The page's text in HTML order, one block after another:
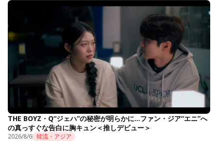
THE BOYZ・Q“ジェハ”の秘密が明らかに…ファン・ジア“エニ”へ
の真っすぐな告白に胸キュン＜推しデビュー＞
2026/8/6 韓流・アジア